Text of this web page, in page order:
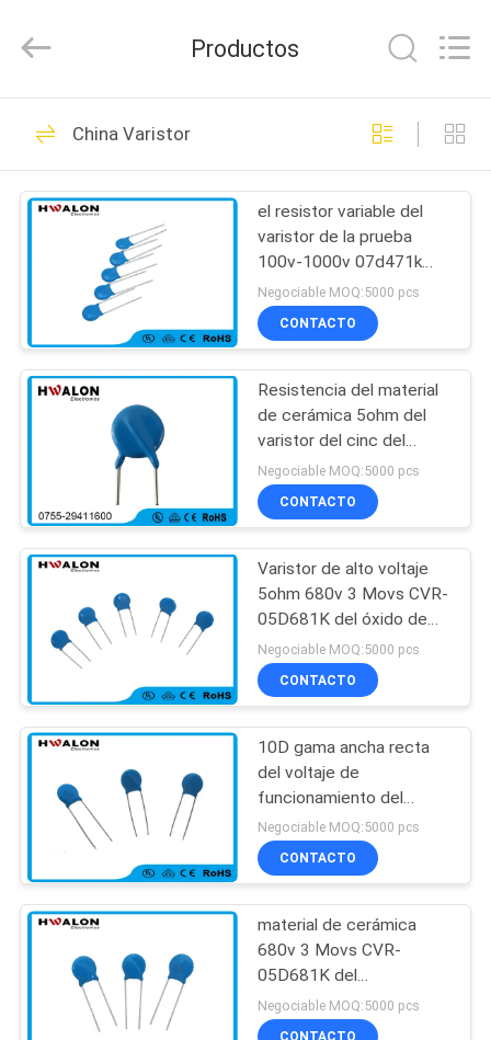
HOGAR
PRODUCTOS
ACERCA
NOSOTROS
VISITA
FÁBRICA
CONTROL
CALIDAD
CONTÁCTENOS
NOTICIAS
SOLICITAR
UNA
COTIZACIÓN
Electronic
Rights
Calentador de
cerámica del PTC
128
Calentador de
cerámica del MCH
40
Calentador de aire
de cerámica del
PTC
197
calentador de aire
de cerámica
Productos
China Varistor
el resistor variable del
varistor de la prueba
100v-1000v 07d471k
3movs para el motor
protege
Negociable MOQ:5000 pcs
CONTACTO
Resistencia del material
de cerámica 5ohm del
varistor del cinc del
metal de 20D271K 270V
Negociable MOQ:5000 pcs
CONTACTO
Varistor de alto voltaje
5ohm 680v 3 Movs CVR-
05D681K del óxido de
silicio con la ventaja
recta
Negociable MOQ:5000 pcs
CONTACTO
10D gama ancha recta
del voltaje de
funcionamiento del
varistor de la ventaja de
la serie 471k
Negociable MOQ:5000 pcs
CONTACTO
material de cerámica
680v 3 Movs CVR-
05D681K del
componente electrónico
de los movimientos de
Negociable MOQ:5000 pcs
CONTACTO